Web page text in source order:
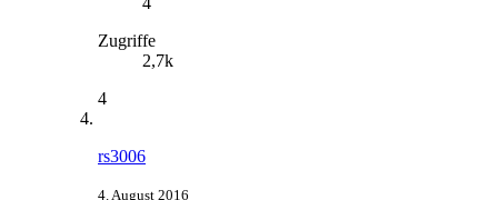
Zugriffe
2,7k
4
rs3006
4. August 2016